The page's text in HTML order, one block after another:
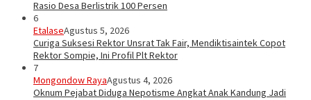
Rasio Desa Berlistrik 100 Persen
6
EtalaseAgustus 5, 2026
Curiga Suksesi Rektor Unsrat Tak Fair, Mendiktisaintek Copot
Rektor Sompie, Ini Profil Plt Rektor
7
Mongondow RayaAgustus 4, 2026
Oknum Pejabat Diduga Nepotisme Angkat Anak Kandung Jadi